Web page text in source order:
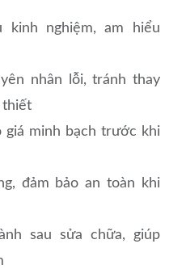
kinh nghiệm, am hiểu
nhân lỗi, tránh thay
thiết
giá minh bạch trước khi
đảm bảo an toàn khi
sau sửa chữa, giúp